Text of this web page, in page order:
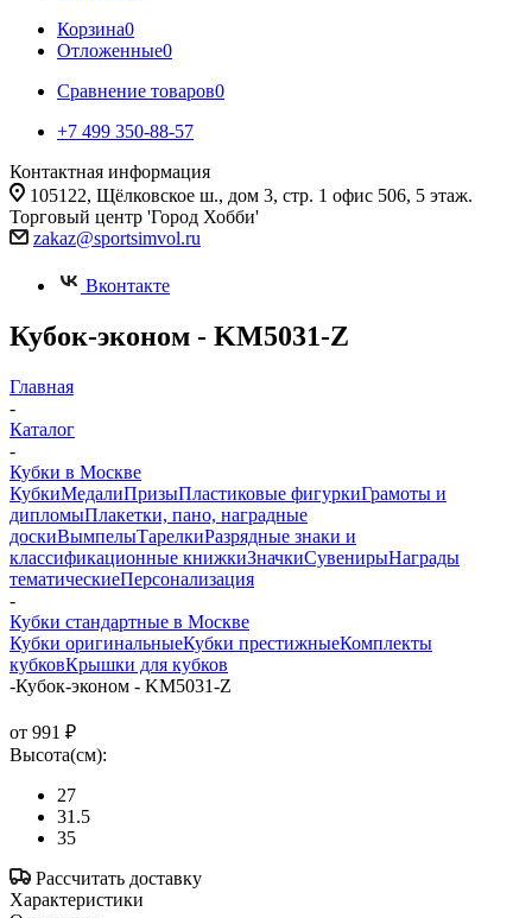
Корзина0
Отложенные0
Сравнение товаров0
+7 499 350-88-57
Контактная информация
105122, Щёлковское ш., дом 3, стр. 1 офис 506, 5 этаж.
Торговый центр 'Город Хобби'
zakaz@sportsimvol.ru
Вконтакте
Кубок-эконом - KM5031-Z
Главная
-
Каталог
-
Кубки в Москве
КубкиМедалиПризыПластиковые фигуркиГрамоты и
дипломыПлакетки, пано, наградные
доскиВымпелыТарелкиРазрядные знаки и
классификационные книжкиЗначкиСувенирыНаграды
тематическиеПерсонализация
-
Кубки стандартные в Москве
Кубки оригинальныеКубки престижныеКомплекты
кубковКрышки для кубков
-Кубок-эконом - KM5031-Z
от 991 ₽
Высота(см):
27
31.5
35
Рассчитать доставку
Характеристики